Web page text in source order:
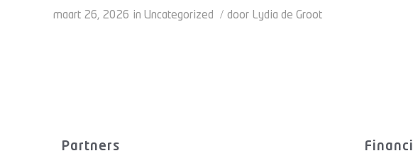
maart 26, 2026 in Uncategorized / door Lydia de Groot
Partners